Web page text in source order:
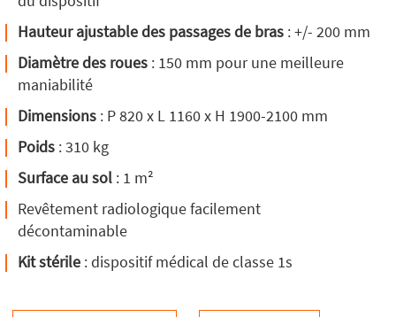
Hauteur ajustable des passages de bras : +/- 200 mm
Diamètre des roues : 150 mm pour une meilleure
maniabilité
Dimensions : P 820 x L 1160 x H 1900-2100 mm
Poids : 310 kg
Surface au sol : 1 m²
Revêtement radiologique facilement
décontaminable
Kit stérile : dispositif médical de classe 1s